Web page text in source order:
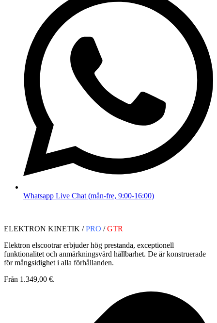
Whatsapp Live Chat (mån-fre, 9:00-16:00)
ELEKTRON KINETIK /PRO /GTR
Elektron elscootrar erbjuder hög prestanda, exceptionell
funktionalitet och anmärkningsvärd hållbarhet. De är konstruerade
för mångsidighet i alla förhållanden.
Från 1.349,00 €.